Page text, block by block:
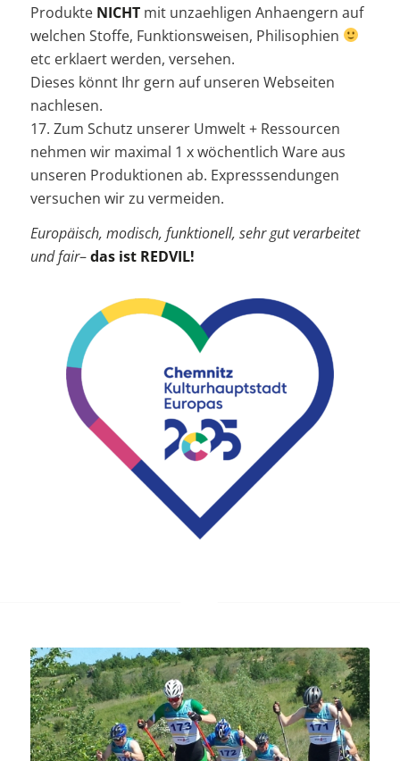
Produkte NICHTmit unzaehligen Anhaengern auf
welchen Stoffe, Funktionsweisen, Philisophien
etc erklaert werden, versehen.
Dieses könnt Ihr gern auf unseren Webseiten
nachlesen.
17. Zum Schutz unserer Umwelt + Ressourcen
nehmen wir maximal 1 x wöchentlich Ware aus
unseren Produktionen ab. Expresssendungen
versuchen wir zu vermeiden.
Europäisch, modisch, funktionell, sehr gut verarbeitet
und fair–das ist REDVIL!